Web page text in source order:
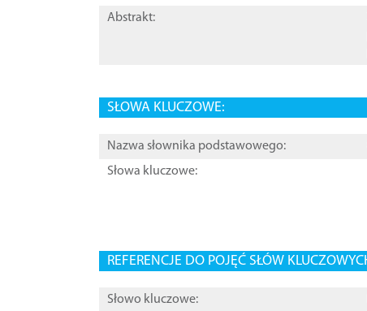
Abstrakt:
SŁOWA KLUCZOWE:
Nazwa słownika podstawowego:
Słowa kluczowe:
REFERENCJE DO POJĘĆ SŁÓW
Słowo kluczowe: